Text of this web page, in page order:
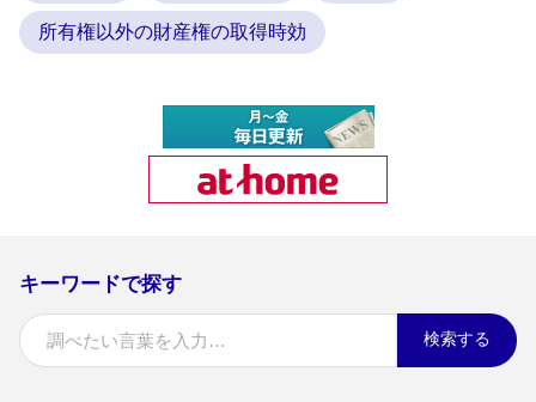
キーワードで探す
検索する
所有権以外の財産権の取得時効